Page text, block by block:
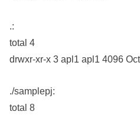
.:
total 4
drwxr-xr-x 3 apl1 apl1 4096
./samplepj:
total 8